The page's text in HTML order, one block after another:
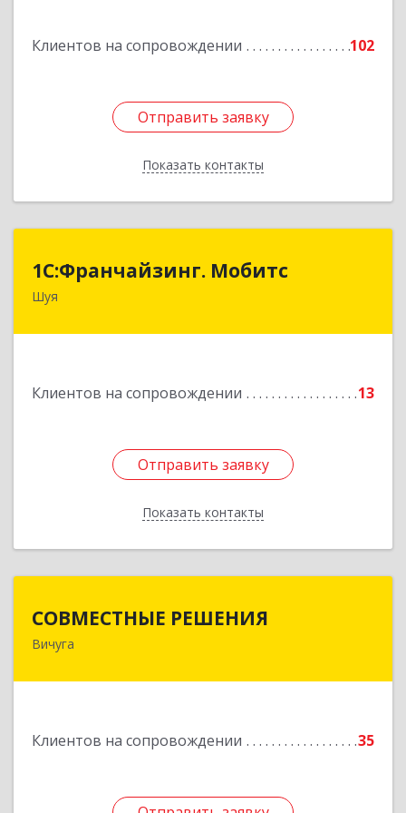
Клиентов на сопровождении 102
Отправить заявку
Показать контакты
Отправить заявку
Назад
1С:Франчайзинг. Мобитс
Шуя
Клиентов на сопровождении 13
Отправить заявку
Показать контакты
1С:Франчайзинг. Мобитс
Отправить заявку
Назад
СОВМЕСТНЫЕ РЕШЕНИЯ
Вичуга
Клиентов на сопровождении 35
155331, Ивановская обл, Вичугский р-н, Вичуга